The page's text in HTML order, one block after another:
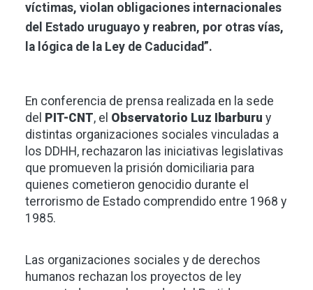
víctimas, violan obligaciones internacionales
del Estado uruguayo y reabren, por otras vías,
la lógica de la Ley de Caducidad”.
En conferencia de prensa realizada en la sede
del
PIT-CNT, el Observatorio Luz Ibarburu y
distintas organizaciones sociales vinculadas a
los DDHH, rechazaron las iniciativas legislativas
que promueven la prisión domiciliaria para
quienes cometieron genocidio durante el
terrorismo de Estado comprendido entre 1968 y
1985.
Las organizaciones sociales y de derechos
humanos rechazan los proyectos de ley